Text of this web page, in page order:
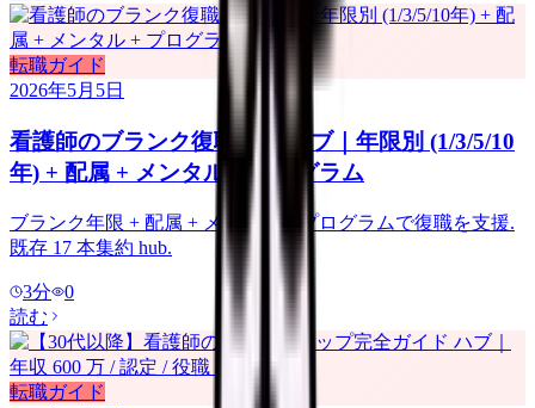
転職ガイド
2026年5月5日
看護師のブランク復職 完全ハブ｜年限別 (1/3/5/10
年) + 配属 + メンタル + プログラム
ブランク年限 + 配属 + メンタル + プログラムで復職を支援.
既存 17 本集約 hub.
3分
0
読む
転職ガイド